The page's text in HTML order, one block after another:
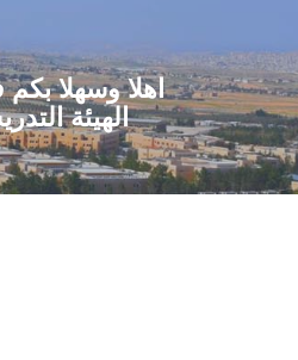
اهلا وسهلا
الهيئة